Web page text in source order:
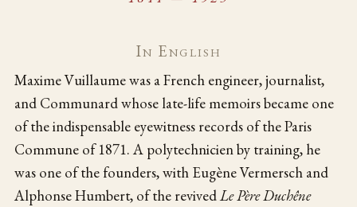
In English
Maxime Vuillaume was a French engineer, journalist,
and Communard whose late-life memoirs became one
of the indispensable eyewitness records of the Paris
Commune of 1871. A polytechnicien by training, he
was one of the founders, with Eugène Vermersch and
Alphonse Humbert, of the revivedLe Père Duchêne